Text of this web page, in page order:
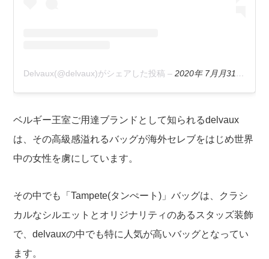
Delvaux(@delvaux)がシェアした投稿 –2020年 7月月31日午前3時00分PDT
ベルギー王室ご用達ブランドとして知られるdelvaux
は、その高級感溢れるバッグが海外セレブをはじめ世界
中の女性を虜にしています。
その中でも「Tampete(タンぺート)」バッグは、クラシ
カルなシルエットとオリジナリティのあるスタッズ装飾
で、delvauxの中でも特に人気が高いバッグとなってい
ます。